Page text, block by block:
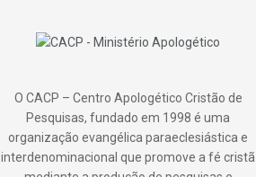
O CACP – Centro Apologético Cristão de
Pesquisas, fundado em 1998 é uma
organização evangélica paraeclesiástica e
interdenominacional que promove a fé cristã